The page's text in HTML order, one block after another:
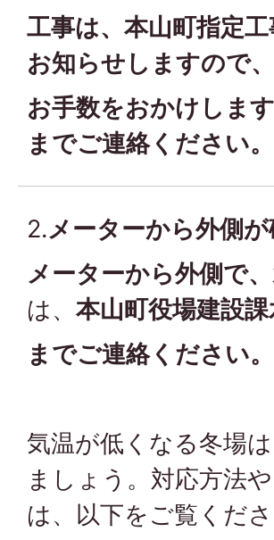
工事は、本山町指定
お知らせしますので、
お手数をおかけしま
までご連絡ください。
2.メーターから外側
メーターから外側で、
は、 本山町役場建設
までご連絡ください。
気温が低くなる冬場
ましょう。対応方法
は、以下をご覧くださ